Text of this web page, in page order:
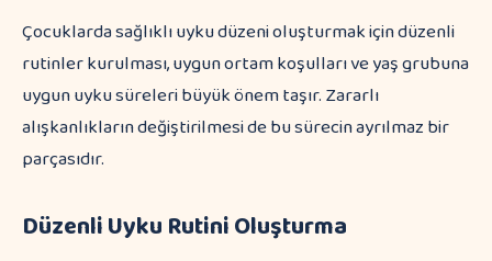
Çocuklarda sağlıklı uyku düzeni oluşturmak için düzenli
rutinler kurulması, uygun ortam koşulları ve yaş grubuna
uygun uyku süreleri büyük önem taşır. Zararlı
alışkanlıkların değiştirilmesi de bu sürecin ayrılmaz bir
parçasıdır.
Düzenli Uyku Rutini Oluşturma